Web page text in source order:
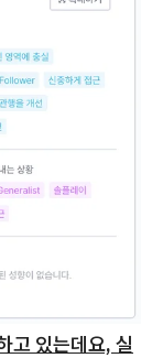
고 있는데요, 실